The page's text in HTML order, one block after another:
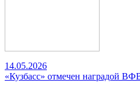
14.05.2026
«Кузбасс» отмечен наградой